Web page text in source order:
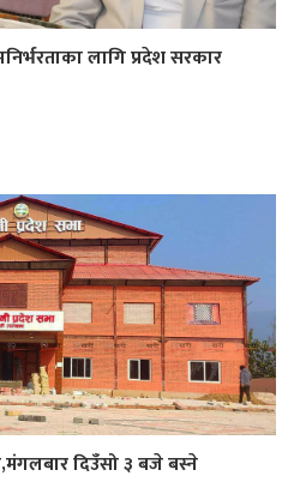
लागि प्रदेश सरकार
दिउँसो ३ बजे बस्ने